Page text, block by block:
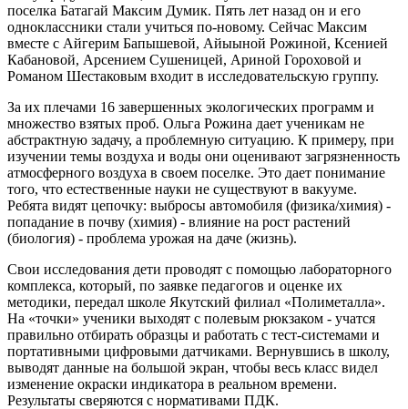
поселка Батагай Максим Думик. Пять лет назад он и его
одноклассники стали учиться по-новому. Сейчас Максим
вместе с Айгерим Бапышевой, Айыыной Рожиной, Ксенией
Кабановой, Арсением Сушеницей, Ариной Гороховой и
Романом Шестаковым входит в исследовательскую группу.
За их плечами 16 завершенных экологических программ и
множество взятых проб. Ольга Рожина дает ученикам не
абстрактную задачу, а проблемную ситуацию. К примеру, при
изучении темы воздуха и воды они оценивают загрязненность
атмосферного воздуха в своем поселке. Это дает понимание
того, что естественные науки не существуют в вакууме.
Ребята видят цепочку: выбросы автомобиля (физика/химия) -
попадание в почву (химия) - влияние на рост растений
(биология) - проблема урожая на даче (жизнь).
Свои исследования дети проводят с помощью лабораторного
комплекса, который, по заявке педагогов и оценке их
методики, передал школе Якутский филиал «Полиметалла».
На «точки» ученики выходят с полевым рюкзаком - учатся
правильно отбирать образцы и работать с тест-системами и
портативными цифровыми датчиками. Вернувшись в школу,
выводят данные на большой экран, чтобы весь класс видел
изменение окраски индикатора в реальном времени.
Результаты сверяются с нормативами ПДК.